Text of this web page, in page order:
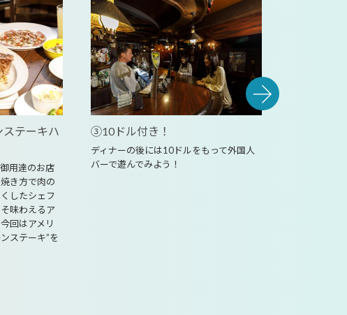
テーキハ
用達のお店
き方で肉の
したシェフ
味わえるア
回はアメリ
ステーキ”を
③10ドル付き！
ディナーの後には10ドルをもって外国人
バーで遊んでみよう！